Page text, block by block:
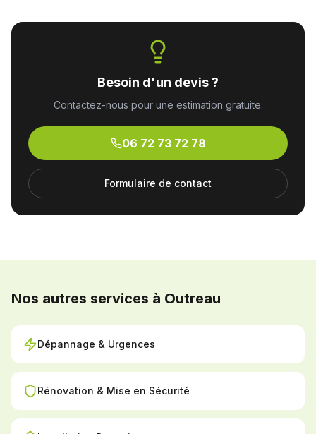
Besoin d'un devis ?
Contactez-nous pour une estimation gratuite.
06 72 73 72 78
Formulaire de contact
Nos autres services à Outreau
Dépannage & Urgences
Rénovation & Mise en Sécurité